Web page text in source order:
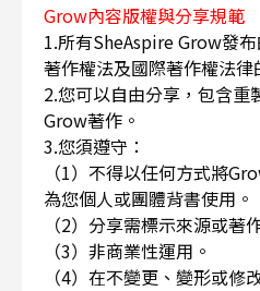
Grow內容版權與分享規範
1.所有SheAspire Grow發
著作權法及國際著作權法律
2.您可以自由分享，包含重
Grow著作。
3.您須遵守：
（1）不得以任何方式將
為您個人或團體背書使用。
（2）分享需標示來源或著
（3）非商業性運用。
（4）在不變更、變形或修